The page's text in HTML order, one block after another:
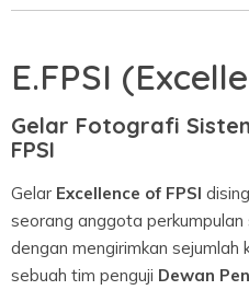
E.FPSI
Gelar Fotografi
FPSI
Gelar Excellence of FPSI
seorang anggota
dengan mengirimkan sejumlah
sebuah tim penguji Dewan